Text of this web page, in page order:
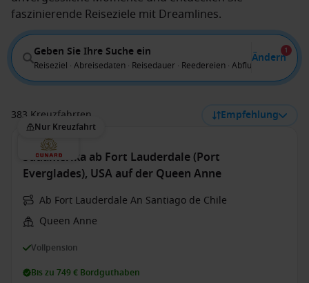
faszinierende Reiseziele mit Dreamlines.
Geben Sie Ihre Suche ein
Reiseziel · Abreisedaten · Reisedauer · Reedereien · Abflug von
Ändern
1
383 Kreuzfahrten Empfehlung
Nur Kreuzfahrt
Südamerika ab Fort Lauderdale (Port
Everglades), USA auf der Queen Anne
Ab Fort Lauderdale An Santiago de Chile
Queen Anne
Vollpension
Bis zu 749 € Bordguthaben